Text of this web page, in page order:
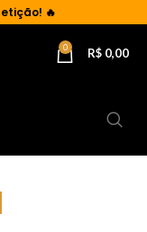
🔥
0 R$ 0,00